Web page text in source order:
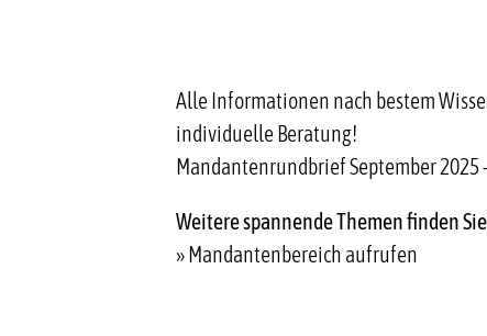
Alle Informationen nach bestem
individuelle Beratung!
Mandantenrundbrief September 2025
Weitere spannende Themen finden
» Mandantenbereich aufrufen